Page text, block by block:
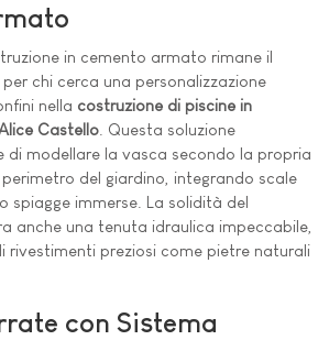
in cemento armato rimane il
chi cerca una personalizzazione
nella costruzione di piscine in
Castello. Questa soluzione
modellare la vasca secondo la propria
del giardino, integrando scale
spiagge immerse. La solidità del
anche una tenuta idraulica impeccabile,
rivestimenti preziosi come pietre naturali
con Sistema